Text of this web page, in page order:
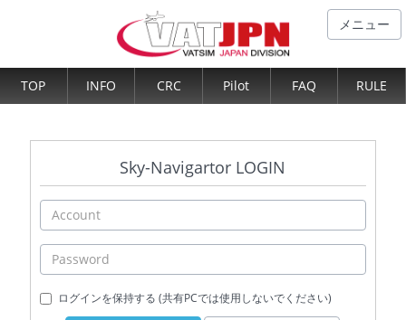
メニュー
TOP INFO CRC Pilot FAQ RULE
Sky-Navigartor LOGIN
ログインを保持する (共有PCでは使用しないでください)